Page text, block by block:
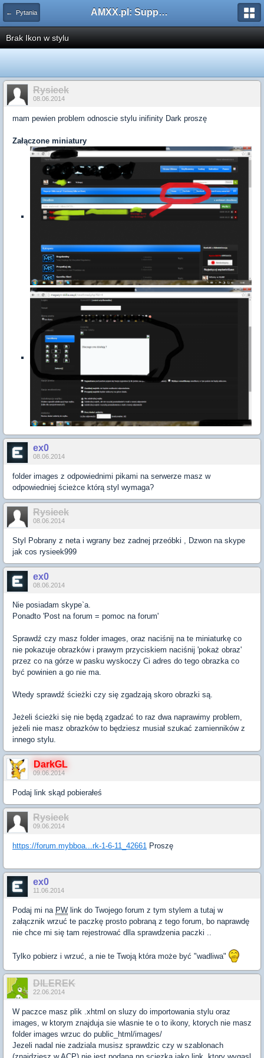
← Pytania AMXX.pl: Support AMX Mod X i SourceMod
Brak Ikon w stylu
Rysieek
08.06.2014
mam pewien problem odnoscie stylu inifinity Dark proszę
Załączone miniatury
ex0
08.06.2014
folder images z odpowiednimi pikami na serwerze masz w
odpowiedniej ścieżce którą styl wymaga?
Rysieek
08.06.2014
Styl Pobrany z neta i wgrany bez zadnej przeóbki , Dzwon na skype
jak cos rysieek999
ex0
08.06.2014
Nie posiadam skype`a.
Ponadto 'Post na forum = pomoc na forum'
Sprawdź czy masz folder images, oraz naciśnij na te miniaturkę co
nie pokazuje obrazków i prawym przyciskiem naciśnij 'pokaż obraz'
przez co na górze w pasku wyskoczy Ci adres do tego obrazka co
być powinien a go nie ma.
Wtedy sprawdź ścieżki czy się zgadzają skoro obrazki są.
Jeżeli ścieżki się nie będą zgadzać to raz dwa naprawimy problem,
jeżeli nie masz obrazków to będziesz musiał szukać zamienników z
innego stylu.
DarkGL
09.06.2014
Podaj link skąd pobierałeś
Rysieek
09.06.2014
https://forum.mybboa...rk-1-6-11_42661 Proszę
ex0
11.06.2014
Podaj mi na PW link do Twojego forum z tym stylem a tutaj w
załącznik wrzuć te paczkę prosto pobraną z tego forum, bo naprawdę
nie chce mi się tam rejestrować dlla sprawdzenia paczki ..
Tylko pobierz i wrzuć, a nie te Twoją która może być "wadliwa"
DILEREK
22.06.2014
W paczce masz plik .xhtml on sluzy do importowania stylu oraz
images, w ktorym znajduja sie wlasnie te o to ikony, ktorych nie masz
folder images wrzuc do public_html/images/
Jezeli nadal nie zadziala musisz sprawdzic czy w szablonach